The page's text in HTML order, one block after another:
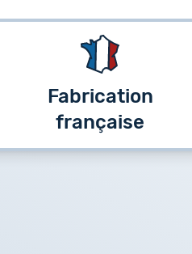
Fabrication
française